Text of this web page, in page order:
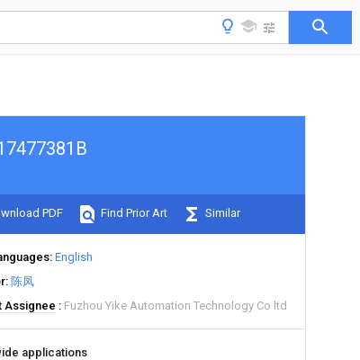
PDF Find Prior Art Similar
English
陈凤
Assignee
Fuzhou Yike Automation Technology Co ltd
applications